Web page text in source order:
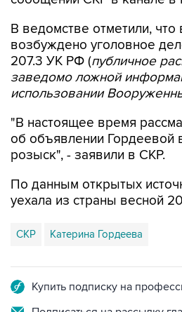
В ведомстве отметили, что
возбуждено уголовное
207.3 УК РФ (публичное
заведомо ложной
использовании
"В настоящее время
об объявлении
розыск", - заявили в СКР.
По данным открытых
уехала из страны весной
СКР Катерина Гордеева
Купить подписку на